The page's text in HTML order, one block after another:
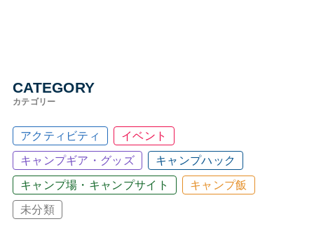
CATEGORY
カテゴリー
アクティビティ イベント
キャンプギア・グッズ キャンプハック
キャンプ場・キャンプサイト キャンプ飯
未分類